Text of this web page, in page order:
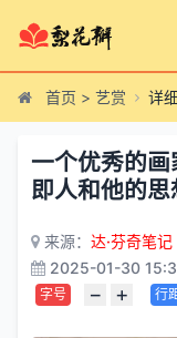
首页 > 艺赏 详
一个优秀的
即人和他的
来源： 达·芬奇笔记
2025-01-30
字号 − + 行